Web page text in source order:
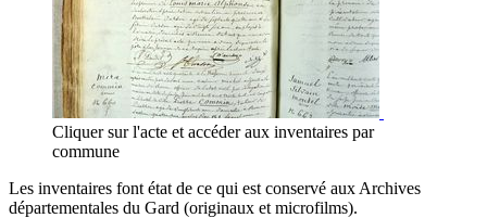
Cliquer sur l'acte et accéder aux inventaires par
commune
Les inventaires font état de ce qui est conservé aux Archives
départementales du Gard (originaux et microfilms).